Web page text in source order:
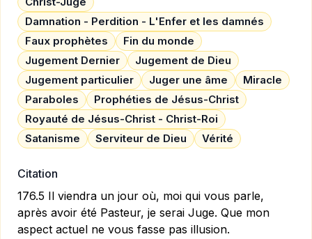
Damnation - Perdition - L'Enfer et les damnés
Faux prophètes
Fin du monde
Jugement Dernier
Jugement de Dieu
Jugement particulier
Juger une âme
Miracle
Paraboles
Prophéties de Jésus-Christ
Royauté de Jésus-Christ - Christ-Roi
Satanisme
Serviteur de Dieu Vérité
Citation
176.5 Il viendra un jour où, moi qui vous parle,
après avoir été Pasteur, je serai Juge. Que mon
aspect actuel ne vous fasse pas illusion.